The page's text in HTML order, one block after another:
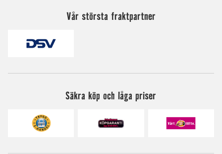
Vår största fraktpartner
Säkra köp och låga priser